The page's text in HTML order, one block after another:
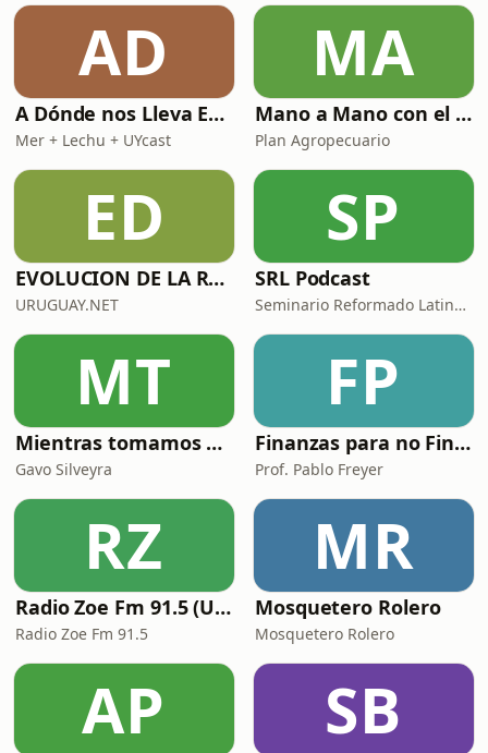
AD
A Dónde nos Lleva Esto
Mer + Lechu + UYcast
MA
Mano a Mano con el Plan Agropecuario
Plan Agropecuario
ED
EVOLUCION DE LA RADIOAFICION
URUGUAY.NET
SP
SRL Podcast
Seminario Reformado Latinoamericano
MT
Mientras tomamos mate con Gavo Silveyra
Gavo Silveyra
FP
Finanzas para no Financieros
Prof. Pablo Freyer
RZ
Radio Zoe Fm 91.5 (Uruguay)
Radio Zoe Fm 91.5
MR
Mosquetero Rolero
Mosquetero Rolero
AP SB